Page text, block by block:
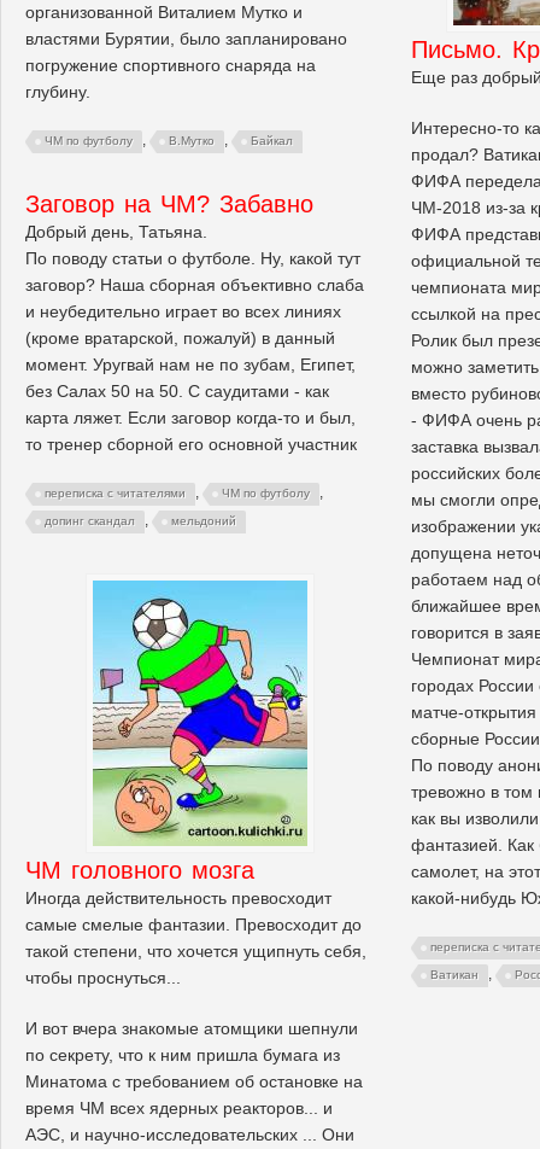
организованной Виталием Мутко и
властями Бурятии, было запланировано
погружение спортивного снаряда на
глубину.
ЧМ по футболу , В.Мутко , Байкал
Письмо.
Еще раз
Интересно-то
продал?
ФИФА
ЧМ-2018 из-за
ФИФА
официальной
чемпионата
ссылкой на
Ролик был
можно
вместо
- ФИФА очень
заставка
российских
мы смогли
изображении
допущена
работаем над
ближайшее
говорится в
Чемпионат
городах
матче-
сборные
По поводу
тревожно в том
как вы
фантазией. Как
самолет, на
какой-нибудь
переписка с
Ватикан ,
Заговор на ЧМ? Забавно
Добрый день, Татьяна.
По поводу статьи о футболе. Ну, какой тут
заговор? Наша сборная объективно слаба
и неубедительно играет во всех линиях
(кроме вратарской, пожалуй) в данный
момент. Уругвай нам не по зубам, Египет,
без Салах 50 на 50. С саудитами - как
карта ляжет. Если заговор когда-то и был,
то тренер сборной его основной участник
переписка с читателями , ЧМ по футболу ,
допинг скандал , мельдоний
ЧМ головного мозга
Иногда действительность превосходит
самые смелые фантазии. Превосходит до
такой степени, что хочется ущипнуть себя,
чтобы проснуться...
И вот вчера знакомые атомщики шепнули
по секрету, что к ним пришла бумага из
Минатома с требованием об остановке на
время ЧМ всех ядерных реакторов... и
АЭС, и научно-исследовательских ... Они